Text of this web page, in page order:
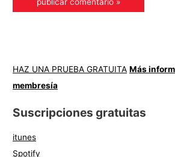
HAZ UNA PRUEBA GRATUITA Más
membresía
Suscripciones gratuitas
itunes
Spotify